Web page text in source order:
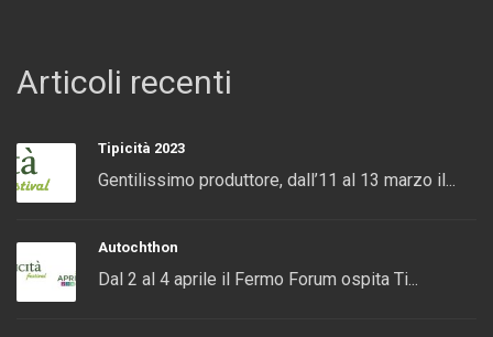
Articoli recenti
Tipicità 2023
Gentilissimo produttore, dall’11 al 13 marzo il...
Autochthon
Dal 2 al 4 aprile il Fermo Forum ospita Ti...